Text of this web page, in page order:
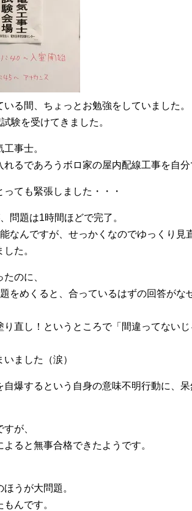
る間、ちょっとお勉強をしていました。
験を受けてきました。
事士。
るであろうボロ家の屋内配線工事を自分
ても緊張しました・・・
問題は1時間ほどで完了。
なんですが、せっかくなのでゆっくり見
た。
のに、
をめくると、合っているはずの回答がな
り直し！というところで「間違ってない
ました（涙）
爆するという自身の意味不明行動に、
が、
ると無事合格できたようです。
うが大問題。
んです。